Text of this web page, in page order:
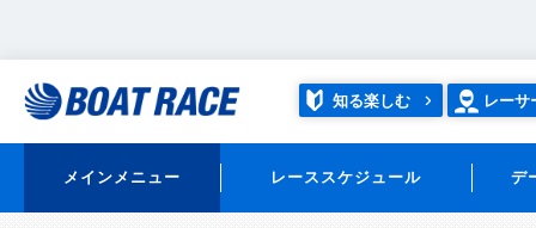
知る楽しむ レーサ
メインメニュー レーススケジュール デ